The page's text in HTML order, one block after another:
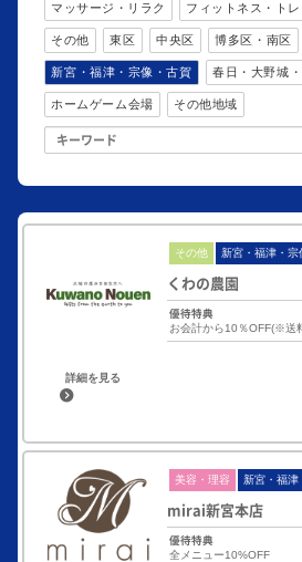
マッサージ・リラク フィットネス・ト
その他 東区 中央区 博多区・南区
新宮・福津・宗像・古賀 春日・大野城・
ホームゲーム会場 その他地域
その他 新宮・福津・宗
くわの農園
優待特典
お会計から10％OFF(※送
詳細を見る
美容・理容 新宮・福津
mirai新宮本店
優待特典
全メニュー10%OFF